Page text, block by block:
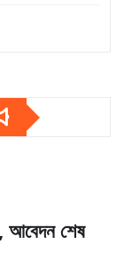
আবেদন শেষ